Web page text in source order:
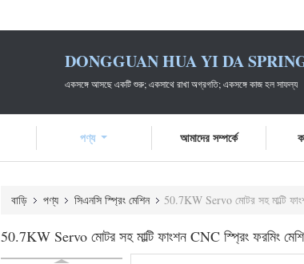
DONGGUAN HUA YI DA
একসঙ্গে আসছে একটি শুরু; একসাথে রাখা অগ্রগতি; একসঙ্গে কাজ হল সাফল্য
পণ্য আমাদের সম্পর্কে
বাড়ি পণ্য সিএনসি স্প্রিং মেশিন 50.7KW Servo মোটর সহ মাল্টি
50.7KW Servo মোটর সহ মাল্টি ফাংশন CNC স্প্রিং ফরমিং